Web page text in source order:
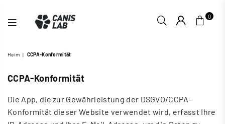
LAB
0
Heim | CCPA-Konformität
CCPA-Konformität
Die App, die zur Gewährleistung der DSGVO/CCPA-
Konformität dieser Website verwendet wird, erfasst Ihre